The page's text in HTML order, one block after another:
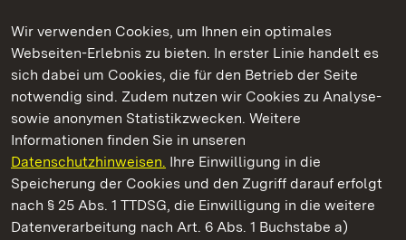
Wir verwenden Cookies, um Ihnen ein optimales
Webseiten-Erlebnis zu bieten. In erster Linie handelt es
sich dabei um Cookies, die für den Betrieb der Seite
notwendig sind. Zudem nutzen wir Cookies zu Analyse-
sowie anonymen Statistikzwecken. Weitere
Informationen finden Sie in unseren
Datenschutzhinweisen. Ihre Einwilligung in die
Speicherung der Cookies und den Zugriff darauf erfolgt
nach § 25 Abs. 1 TTDSG, die Einwilligung in die weitere
Datenverarbeitung nach Art. 6 Abs. 1 Buchstabe a)
Kommen. Staunen. Genießen.
Staatliche Schlösser und Gärten Baden‑Württemberg
Staatliche Schlösser und Gärten Baden-Württemberg